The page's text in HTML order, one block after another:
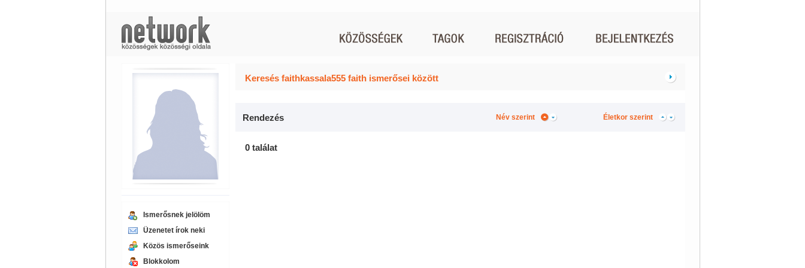
Ismerősnek jelölöm
Üzenetet írok neki
Közös ismerőseink
Blokkolom
Keresés faithkassala555 faith ismerősei között
Rendezés Név szerint Életkor szerint
0 találat